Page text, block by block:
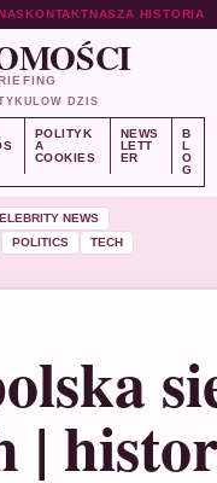
KONTAKTNASZA HISTORIA
DZIS
POLITYK
A
COOKIES
NEWS
LETT
ER
B
L
O
G
NEWS
POLITICS
TECH
|